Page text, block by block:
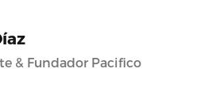
& Fundador Pacifico